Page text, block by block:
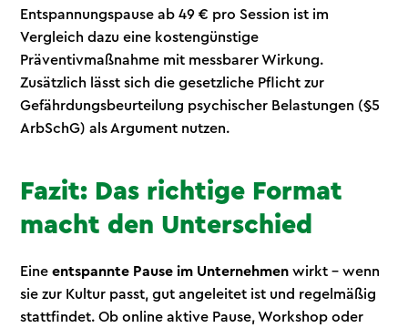
Entspannungspause ab 49 € pro Session ist im
Vergleich dazu eine kostengünstige
Präventivmaßnahme mit messbarer Wirkung.
Zusätzlich lässt sich die gesetzliche Pflicht zur
Gefährdungsbeurteilung psychischer Belastungen (§5
ArbSchG) als Argument nutzen.
Fazit: Das richtige Format
macht den Unterschied
Eineentspannte Pause im Unternehmen wirkt - wenn
sie zur Kultur passt, gut angeleitet ist und regelmäßig
stattfindet. Ob online aktive Pause, Workshop oder